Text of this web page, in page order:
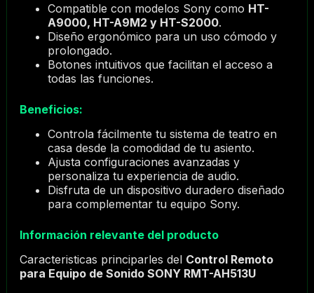
Compatible con modelos Sony como HT-
A9000, HT-A9M2 y HT-S2000.
Diseño ergonómico para un uso cómodo y
prolongado.
Botones intuitivos que facilitan el acceso a
todas las funciones.
Beneficios:
Controla fácilmente tu sistema de teatro en
casa desde la comodidad de tu asiento.
Ajusta configuraciones avanzadas y
personaliza tu experiencia de audio.
Disfruta de un dispositivo duradero diseñado
para complementar tu equipo Sony.
Información relevante del producto
Caracteristicas principarles del Control Remoto
para Equipo de Sonido SONY RMT-AH513U